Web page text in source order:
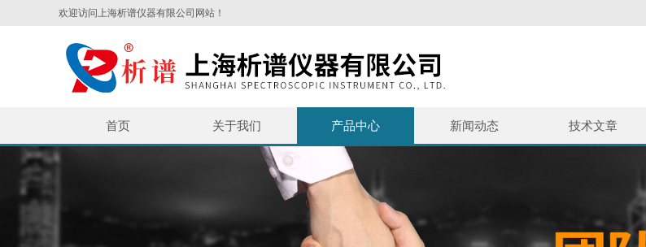
欢迎访问上海析谱仪器有限公司网站！
首页 关于我们 产品中心 新闻动态 技术文章